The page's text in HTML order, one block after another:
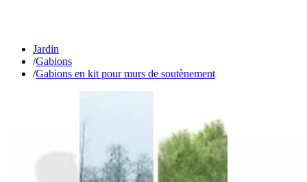
Jardin
/Gabions
/Gabions en kit pour murs de soutènement